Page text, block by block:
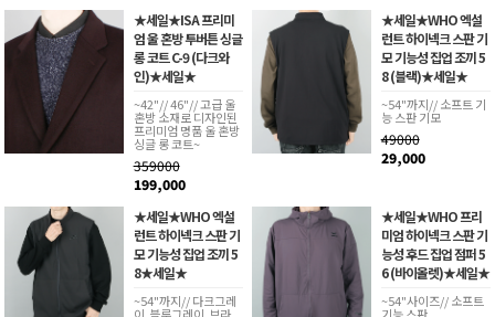
★세일★ISA 프리미
엄 울 혼방 투버튼 싱글
롱 코트 C-9 (다크와
인)★세일★
~42"// 46"// 고급 울
혼방 소재로 디자인된
프리미엄 명품 울 혼방
싱글 롱 코트~
359000
199,000
★세일★WHO 엑설
런트 하이넥크 스판 기
모 기능성 집업 조끼 5
8 (블랙)★세일★
~54"까지// 소프트 기
능 스판 기모
49000
29,000
★세일★WHO 엑설
런트 하이넥크 스판 기
모 기능성 집업 조끼 5
8★세일★
~54"까지// 다크그레
★세일★WHO 프리
미엄 하이넥크 스판 기
능성 후드 집업 점퍼 5
6 (바이올렛)★세일★
~54"사이즈// 소프트